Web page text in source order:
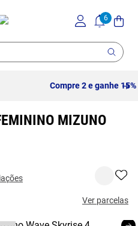
- Confira!
MIZUNO
Ver parcelas